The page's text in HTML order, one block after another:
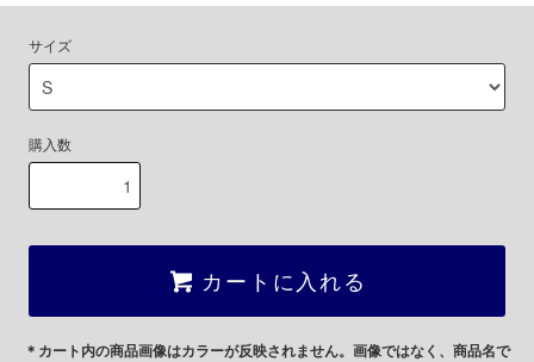
サイズ
購入数
カートに入れる
＊カート内の商品画像はカラーが反映されません。画像ではなく、商品名で